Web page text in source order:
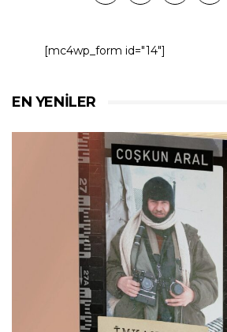
[mc4wp_form id="14"]
EN YENILER